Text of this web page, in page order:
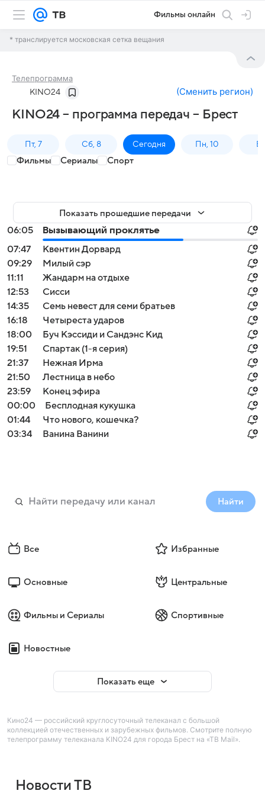
Фильмы онлайн
* транслируется московская сетка вещания
Телепрограмма
KINO24 (Сменить регион)
KINO24 – программа передач – Брест
Пт, 7 Сб, 8 Сегодня Пн, 10
Фильмы Сериалы Спорт
Показать прошедшие передачи
06:05
Вызывающий проклятье
07:47
Квентин Дорвард
09:29
Милый сэр
11:11
Жандарм на отдыхе
12:53
Сисси
14:35
Семь невест для семи братьев
16:18
Четыреста ударов
18:00
Буч Кэссиди и Сандэнс Кид
19:51
Спартак (1-я серия)
21:37
Нежная Ирма
21:50
Лестница в небо
23:59
Конец эфира
00:00
Бесплодная кукушка
01:44
Что нового, кошечка?
03:34
Ванина Ванини
Найти
Все Избранные
Основные Центральные
Фильмы и Сериалы Спортивные
Новостные
Показать еще
Кино24 — российский круглосуточный телеканал с большой
коллекцией отечественных и зарубежных фильмов. Смотрите полную
телепрограмму телеканала KINO24 для города Брест на «ТВ Mail».
Новости ТВ